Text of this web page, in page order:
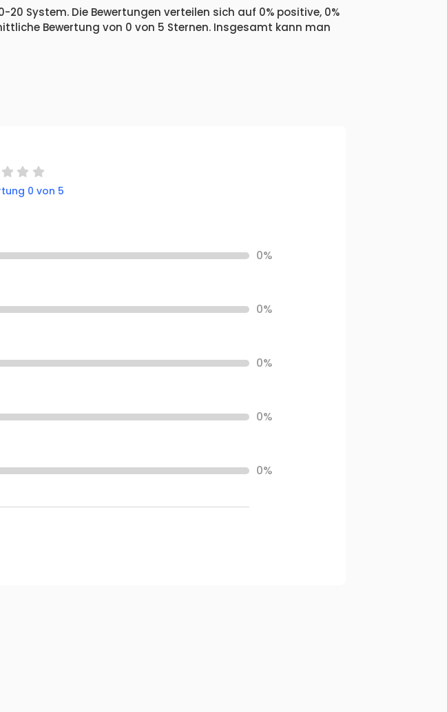
System. Die Bewertungen verteilen sich auf 0% positive, 0%
Bewertung von 0 von 5 Sternen. Insgesamt kann man
0 von 5
0%
0%
0%
0%
0%